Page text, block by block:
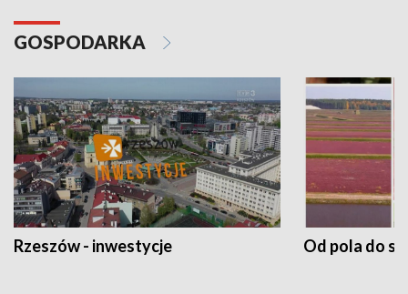
GOSPODARKA
Rzeszów - inwestycje Od pola do